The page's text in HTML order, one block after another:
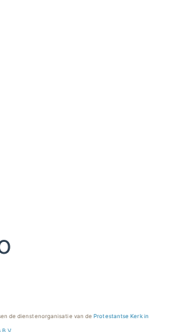
de dienstenorganisatie van deProtestantse Kerk in